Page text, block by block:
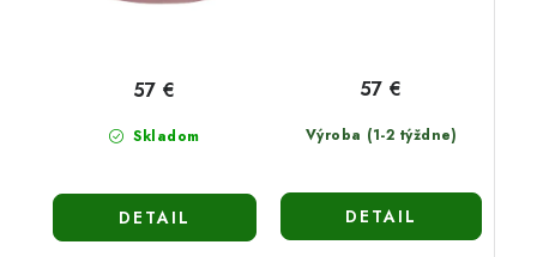
Skladom
57 €
DETAIL
Výroba (1-2 týždne)
57 €
DETAIL